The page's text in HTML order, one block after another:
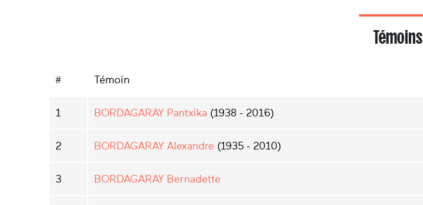
Témoins
# Témoin
1 BORDAGARAY Pantxika (1938 - 2016)
2 BORDAGARAY Alexandre (1935 - 2010)
3 BORDAGARAY Bernadette